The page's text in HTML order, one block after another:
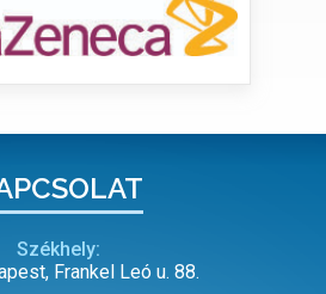
Székhely:
Frankel Leó u. 88.